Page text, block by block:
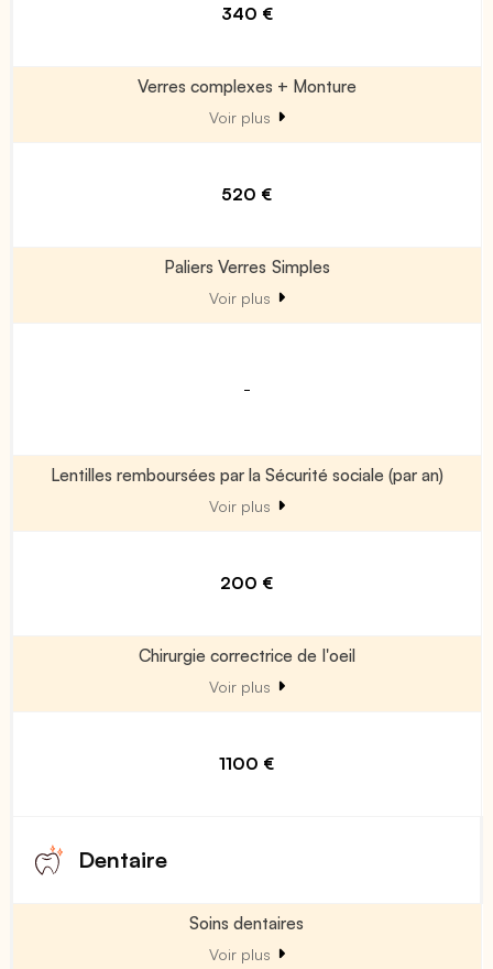
340 €
Verres complexes + Monture
Voir plus
520 €
Paliers Verres Simples
Voir plus
-
Lentilles remboursées par la Sécurité sociale (par an)
Voir plus
200 €
Chirurgie correctrice de l'oeil
Voir plus
1100 €
Dentaire
Soins dentaires
Voir plus